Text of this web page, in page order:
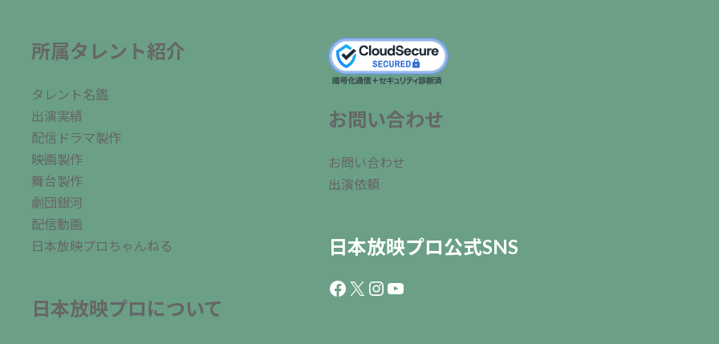
所属タレント紹介
タレント名鑑
出演実績
配信ドラマ製作
映画製作
舞台製作
劇団銀河
配信動画
日本放映プロちゃんねる
日本放映プロについて
お問い合わせ
お問い合わせ
出演依頼
日本放映プロ公式SNS
Facebook
X Instagram
YouTube